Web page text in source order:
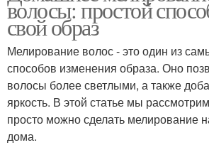
волосы: простой
свой образ
Мелирование волос - это один из
способов изменения образа. Оно
волосы более светлыми, а также
яркость. В этой статье мы
просто можно сделать мелирование
дома.